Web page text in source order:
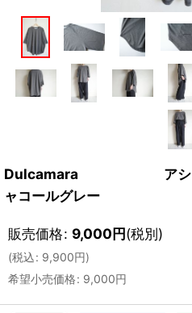
Dulcamara アシメベ
ャコールグレー
販売価格: 9,000円(税別)
(税込: 9,900円)
希望小売価格: 9,000円